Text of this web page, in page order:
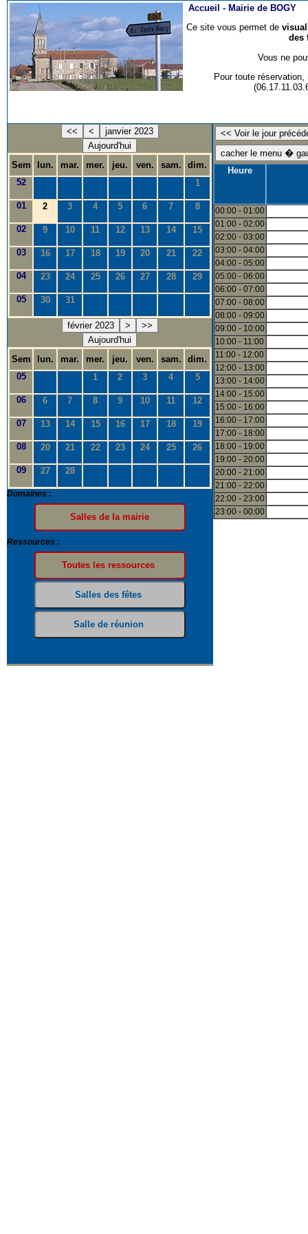
Accueil - Mairie de BOGY
Ce site vous permet de
des
Vous ne
Pour toute
<< <
janvier 2023
Aujourd'hui
Sem
lun. mar. mer. jeu. ven. sam.
dim.
52
1
01 2 3 4 5 6 7 8
02 9 10 11 12 13 14 15
03 16 17 18 19 20 21 22
04 23 24 25 26 27 28 29
05 30 31
février 2023 >
>>
Aujourd'hui
Sem
lun. mar. mer. jeu. ven. sam.
dim.
05
1 2 3 4 5
06 6 7 8 9 10 11 12
07 13 14 15 16 17 18 19
08 20 21 22 23 24 25 26
09 27 28
Domaines :
Ressources :
Heure
00:00 - 01:00
01:00 - 02:00
02:00 - 03:00
03:00 - 04:00
04:00 - 05:00
05:00 - 06:00
06:00 - 07:00
07:00 - 08:00
08:00 - 09:00
09:00 - 10:00
10:00 - 11:00
11:00 - 12:00
12:00 - 13:00
13:00 - 14:00
14:00 - 15:00
15:00 - 16:00
16:00 - 17:00
17:00 - 18:00
18:00 - 19:00
19:00 - 20:00
20:00 - 21:00
21:00 - 22:00
22:00 - 23:00
23:00 - 00:00